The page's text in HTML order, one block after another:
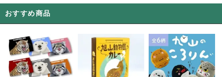
おすすめ商品